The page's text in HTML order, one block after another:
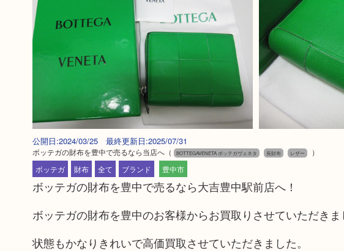
公開日:2024/03/25 最終更新日:2025/07/31
ボッテガの財布を豊中で売るなら当店へ（ BOTTEGAVENETA ボッテガヴェネタ 長財布 レザー
）
ボッテガ
財布 全て ブランド 豊中市
ボッテガの財布を豊中で売るなら大吉豊中駅前店へ！
ボッテガの財布を豊中のお客様からお買取りさせていただきま
状態もかなりきれいで高価買取させていただきました。